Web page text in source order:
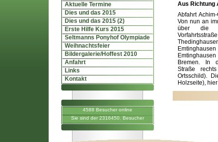
Aktuelle Termine
Dies und das 2015
Dies und das 2015 (2)
Erste Hilfe Kurs 2015
Seltmanns Ponyhof Olympiade
Weihnachtsfeier
Bildergalerie/Hoffest 2010
Anfahrt
Links
Kontakt
4588 Besucher online
Sie sind der 2316450. Besucher
Aus Richtung
Abfahrt
Von nun an
über die
Bremen. In
Straße
Ortsschild).
Holzseite),